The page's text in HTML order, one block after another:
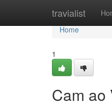
travialist
Home
Home
1
Cam ao